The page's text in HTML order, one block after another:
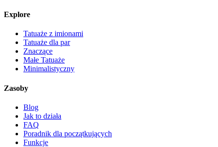
Explore
Tatuaże z imionami
Tatuaże dla par
Znaczące
Małe Tatuaże
Minimalistyczny
Zasoby
Blog
Jak to działa
FAQ
Poradnik dla początkujących
Funkcje